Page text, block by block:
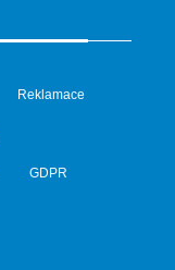
Reklamace
GDPR